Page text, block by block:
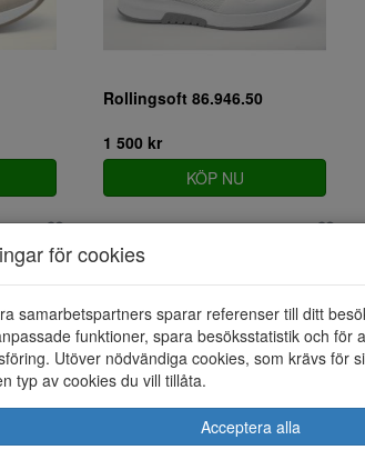
Rollingsoft 86.946.50
1 500 kr
KÖP NU
för cookies
samarbetspartners sparar referenser till ditt
funktioner, spara besöksstatistik och för
Utöver nödvändiga cookies, som krävs för
typ av cookies du vill tillåta.
Acceptera alla